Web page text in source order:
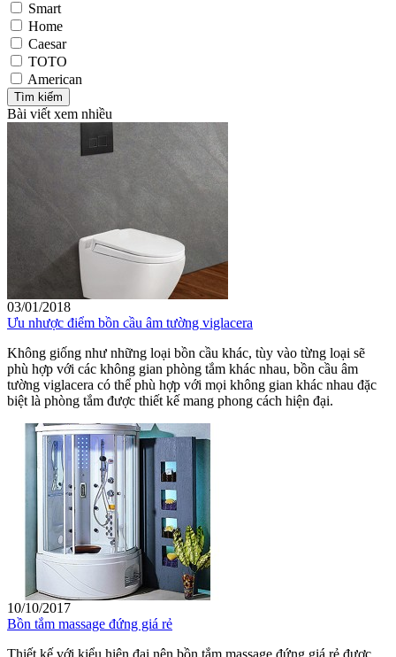
Smart
Home
Caesar
TOTO
American
Bài viết xem nhiều
03/01/2018
Ưu nhược điểm bồn cầu âm tường viglacera
Không giống như những loại bồn cầu khác, tùy vào từng loại sẽ
phù hợp với các không gian phòng tắm khác nhau, bồn cầu âm
tường viglacera có thể phù hợp với mọi không gian khác nhau đặc
biệt là phòng tắm được thiết kế mang phong cách hiện đại.
10/10/2017
Bồn tắm massage đứng giá rẻ
Thiết kế với kiểu hiện đại nên bồn tắm massage đứng giá rẻ được